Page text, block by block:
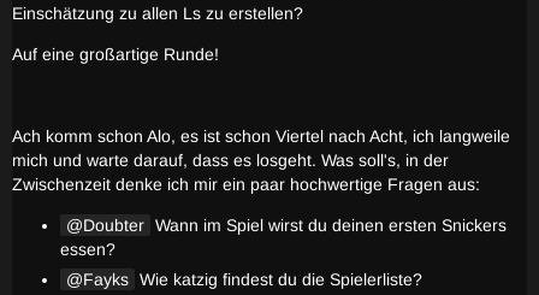
Einschätzung zu allen Ls zu erstellen?
Auf eine großartige Runde!
Ach komm schon Alo, es ist schon Viertel nach Acht, ich langweile
mich und warte darauf, dass es losgeht. Was soll's, in der
Zwischenzeit denke ich mir ein paar hochwertige Fragen aus:
Doubter Wann im Spiel wirst du deinen ersten Snickers
essen?
Fayks Wie katzig findest du die Spielerliste?